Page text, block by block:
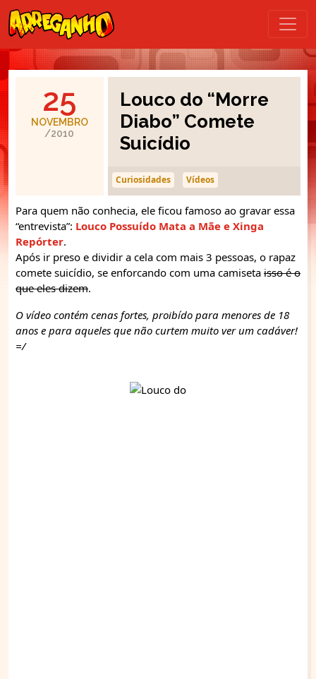
25
NOVEMBRO
/2010
Louco do “Morre
Diabo” Comete
Suicídio
Curiosidades Vídeos
Para quem não conhecia, ele ficou famoso ao gravar essa
“entrevista”: Louco Possuído Mata a Mãe e Xinga
Repórter.
Após ir preso e dividir a cela com mais 3 pessoas, o rapaz
comete suicídio, se enforcando com uma camiseta isso é o
que eles dizem.
O vídeo contém cenas fortes, proibído para menores de 18
anos e para aqueles que não curtem muito ver um cadáver!
=/